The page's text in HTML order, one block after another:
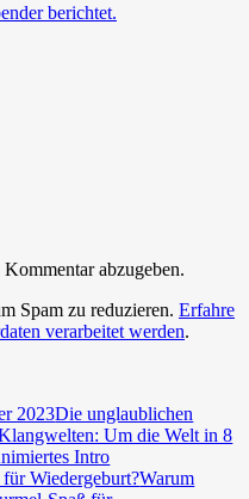
berichtet.
abzugeben.
Spam zu reduzieren. Erfahre
verarbeitet werden.
2023Die unglaublichen
Um die Welt in 8
Intro
Wiedergeburt?Warum